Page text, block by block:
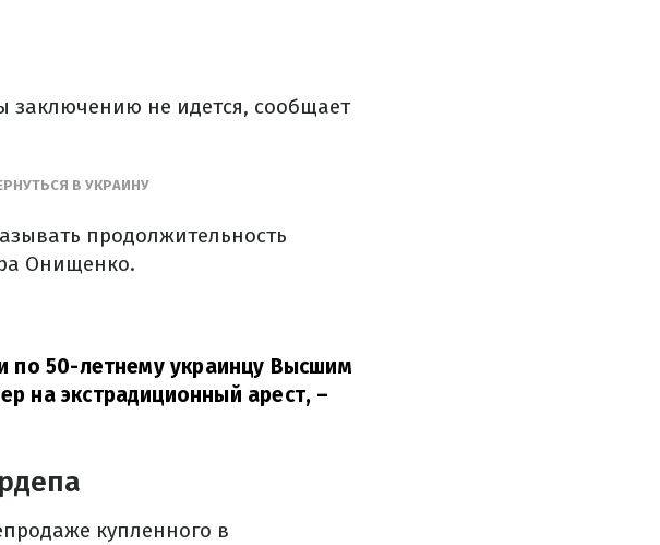
заключению не идется, сообщает
В УКРАИНУ
продолжительность
Онищенко.
по 50-летнему украинцу Высшим
на экстрадиционный арест, –
купленного в